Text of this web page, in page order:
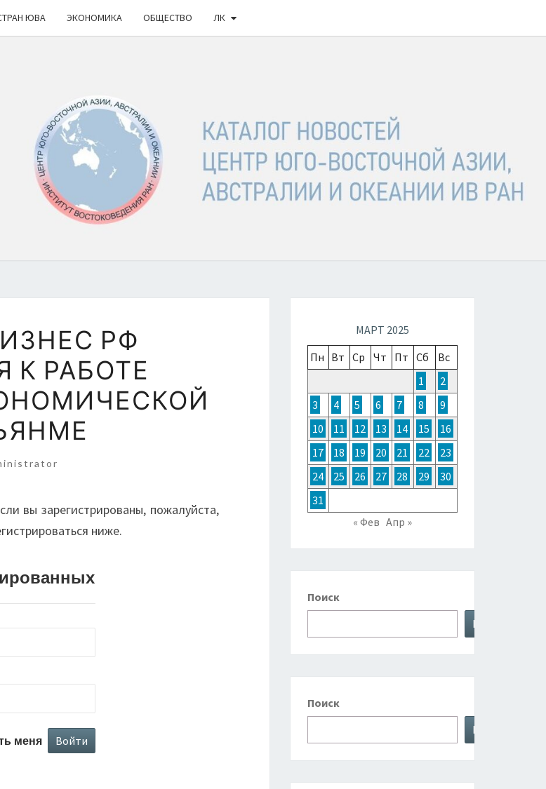
ЮВА ЭКОНОМИКА ОБЩЕСТВО ЛК
КАТАЛОГ
НОВОСТЕЙ
ВОСТОЧНОЙ
АЗИИ,
АВСТРАЛИИ
И ОКЕАНИИ
ИВ
РАН
РФ
РАБОТЕ
вы зарегистрированы, пожалуйста,
ниже.
меня
МАРТ 2025
Пн Вт Ср Чт Пт Сб
Вс
1
2
3
4 5 6 7 8
9
10
11 12 13 14 15
16
17
18 19 20 21 22
23
24
25 26 27 28 29
30
31
« Фев Апр »
Поиск
Поиск
Поиск
Поиск